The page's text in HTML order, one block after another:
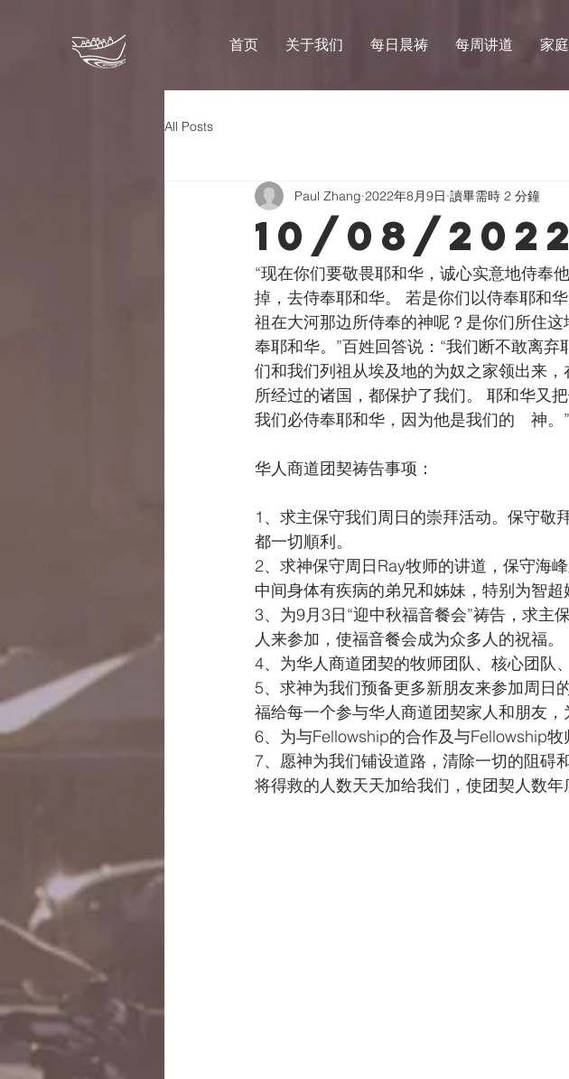
首页 关于我们 每日晨祷 每周讲道 家
All Posts
10/08/2022晨
Paul Zhang 2022年8月9日 讀畢需時 2 分鐘
“现在你们要敬畏耶和华，诚心实意地侍奉
掉，去侍奉耶和华。 若是你们以侍奉耶和
祖在大河那边所侍奉的神呢？是你们所住
奉耶和华。”百姓回答说：“我们断不敢离
们和我们列祖从埃及地的为奴之家领出来
所经过的诸国，都保护了我们。 耶和华又
我们必侍奉耶和华，因为他是我们的　神
华人商道团契祷告事项：
1、求主保守我们周日的崇拜活动。保守敬
都一切順利。
2、求神保守周日Ray牧师的讲道，保守海
中间身体有疾病的弟兄和姊妹，特别为智超
3、为9月3日“迎中秋福音餐会”祷告，求主
人来参加，使福音餐会成为众多人的祝福。
4、为华人商道团契的牧师团队、核心团队
5、求神为我们预备更多新朋友来参加周日
福给每一个参与华人商道团契家人和朋友
6、为与Fellowship的合作及与Fellowship
7、愿神为我们铺设道路，清除一切的阻碍
将得救的人数天天加给我们，使团契人数年